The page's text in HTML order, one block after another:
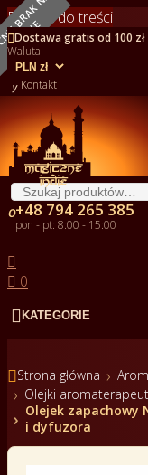
Przejdź do treści
Dostawa gratis od 100 zł
Waluta:
 Kontakt
+48 794 265 385
pon - pt: 8:00 - 15:00

 0
 KATEGORIE
Strona główna
Olejki
Olejek zapachowy
i dyfuzora
NOWY
E